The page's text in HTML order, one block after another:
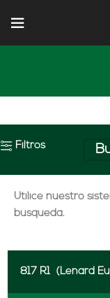
Filtros
Utilice nuestro
búsqueda.
817 R1 (Lenard